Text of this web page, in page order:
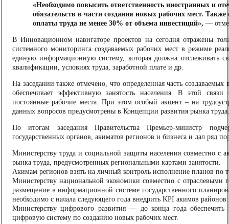
«Необходимо повысить ответственность иностранных и
обязательств в части создания новых рабочих мест.
оплаты труда не менее 30% от объема инвестиций», —
В Инновационном навигаторе проектов на сегодня отражены
системного мониторинга создаваемых рабочих мест в режиме
единую информационную систему, которая должна отслеживать
квалификации, условиях труда, заработной плате и др.
На заседании также отмечено, что определенная часть
обеспечивает эффективную занятость населения. В этой связи
постоянные рабочие места. При этом особый акцент – на
данных вопросов предусмотрены в Концепции развития рынка
По итогам заседания Правительства Премьер-министр
государственных органов, акиматов регионов и бизнеса и дал ряд
Министерству труда и социальной защиты населения совместно
рынка труда, предусмотренных региональными картами занятости.
Акимам регионов взять на личный контроль исполнение планов по
Министерству национальной экономики совместно с отраслевыми
размещение в информационной системе государственного
необходимо с начала следующего года внедрить KPI акимов
Министерству цифрового развития — до конца года
цифровую систему по созданию новых рабочих мест.